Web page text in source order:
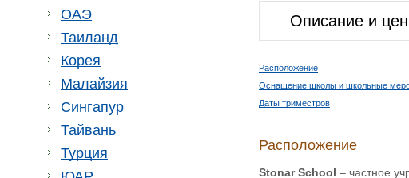
ОАЭ
Таиланд
Корея
Малайзия
Сингапур
Тайвань
Турция
Описание и
Расположение
Оснащение школы и школьные
Даты триместров
Расположение
Stonar School – частное